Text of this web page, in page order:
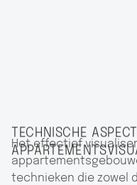
TECHNISCHE
Het effectief
technieken die zowel